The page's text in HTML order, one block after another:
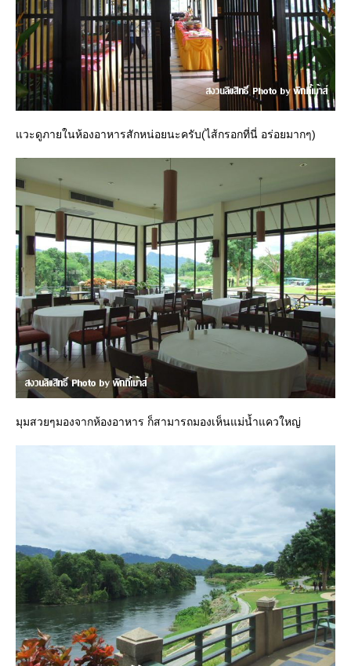
แวะดูภายในห้องอาหารสักหน่อยนะครับ(ไส้กรอกที่นี่ อร่อยมากๆ)
มุมสวยๆมองจากห้องอาหาร ก็สามารถมองเห็นแม่น้ำแควใหญ่